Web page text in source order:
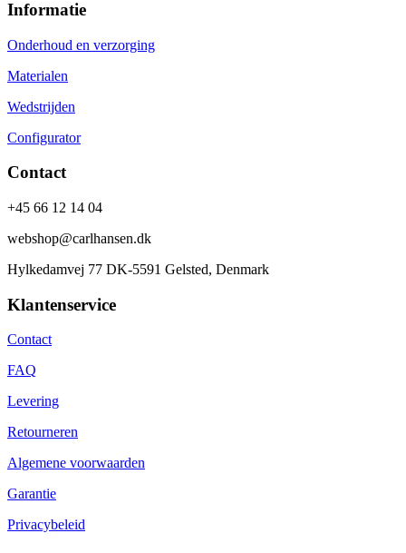
Informatie
Onderhoud en verzorging
Materialen
Wedstrijden
Configurator
Contact
+45 66 12 14 04
webshop@carlhansen.dk
Hylkedamvej 77 DK-5591 Gelsted, Denmark
Klantenservice
Contact
FAQ
Levering
Retourneren
Algemene voorwaarden
Garantie
Privacybeleid